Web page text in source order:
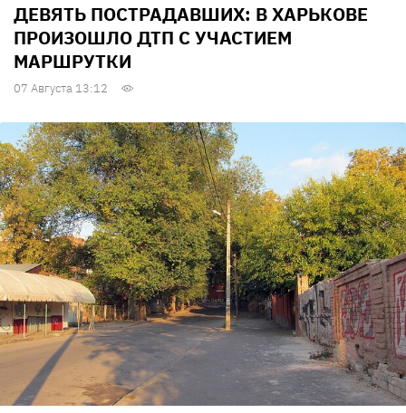
ДЕВЯТЬ ПОСТРАДАВШИХ: В ХАРЬКОВЕ
ПРОИЗОШЛО ДТП С УЧАСТИЕМ
МАРШРУТКИ
07 Августа 13:12